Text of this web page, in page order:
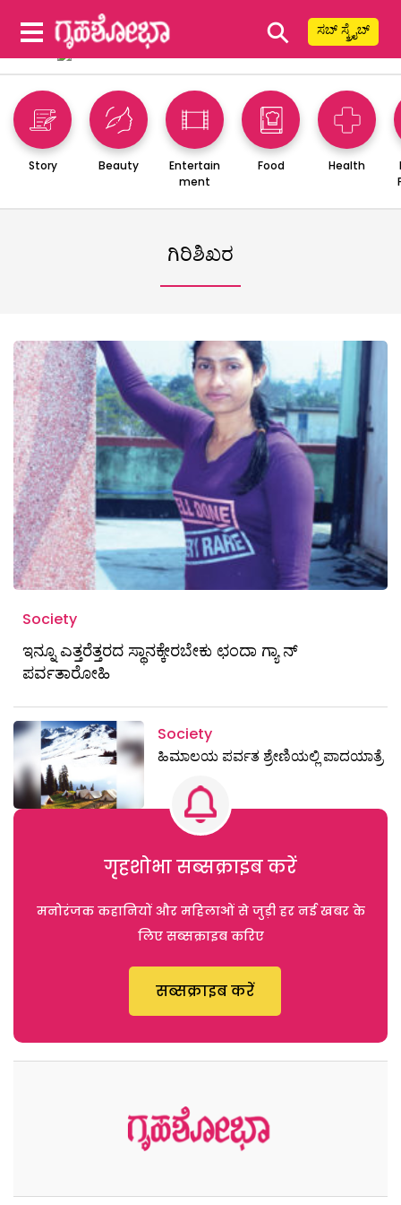
⚲ ಸಬ್ ಸ್ಕ್ರೈಬ್
Story Beauty
Entertain
ment
Food Health
ಗಿರಿಶಿಖರ
Society
ಇನ್ನೂ ಎತ್ತರೆತ್ತರದ ಸ್ಥಾನಕ್ಕೇರಬೇಕು ಛಂದಾ ಗ್ಯಾ ನ್
ಪರ್ವತಾರೋಹಿ
Society
ಹಿಮಾಲಯ ಪರ್ವತ ಶ್ರೇಣಿಯಲ್ಲಿ ಪಾದಯಾತ್ರೆ
गृहशोभा सब्सक्राइब करें
मनोरंजक कहानियों और महिलाओं से जुड़ी हर नई खबर के
लिए सब्सक्राइब करिए
सब्सक्राइब करें